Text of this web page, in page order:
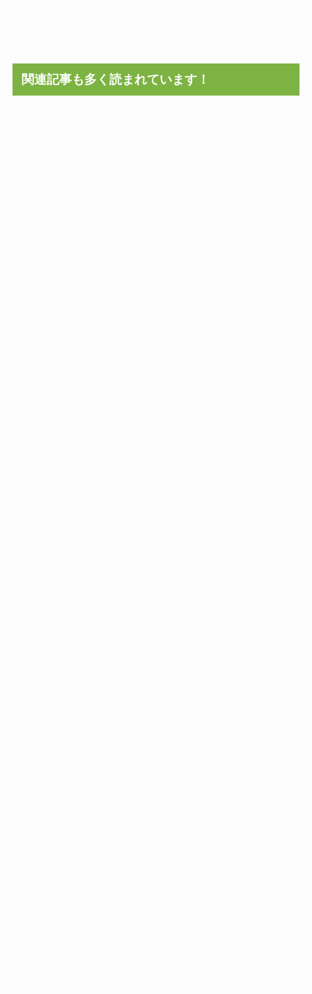
関連記事も多く読まれています！